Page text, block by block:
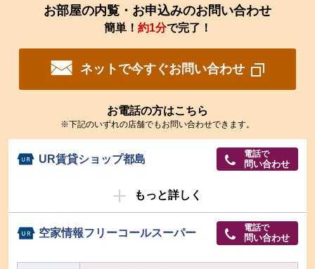
お部屋の内覧・お申込みのお問い合わせ
簡単！ 約1分で完了！
ネットで今すぐお問い合わせ
お電話の方はこちら
※下記のいずれの店舗でもお問い合わせできます。
UR賃貸ショップ都島 電話で
問い合わせ
もっと詳しく
空家情報フリーコールスーパー 電話で
問い合わせ